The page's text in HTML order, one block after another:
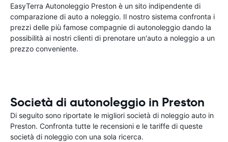
EasyTerra Autonoleggio Preston è un sito indipendente di
comparazione di auto a noleggio. Il nostro sistema confronta i
prezzi delle più famose compagnie di autonoleggio dando la
possibilità ai nostri clienti di prenotare un'auto a noleggio a un
prezzo conveniente.
Società di autonoleggio in Preston
Di seguito sono riportate le migliori società di noleggio auto in
Preston. Confronta tutte le recensioni e le tariffe di queste
società di noleggio con una sola ricerca.